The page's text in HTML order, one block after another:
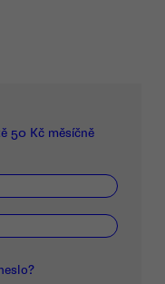
50 Kč měsíčně